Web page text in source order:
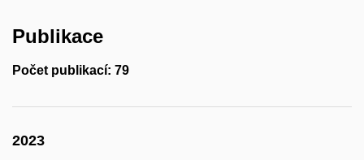
Publikace
Počet publikací: 79
2023